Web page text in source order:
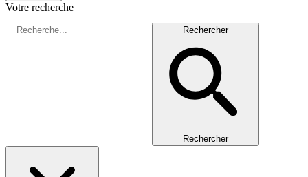
Votre recherche
Rechercher
Rechercher